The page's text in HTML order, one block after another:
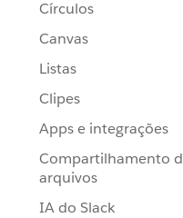
Círculos
Canvas
Listas
Clipes
Apps e integrações
Compartilhamento
arquivos
IA do Slack